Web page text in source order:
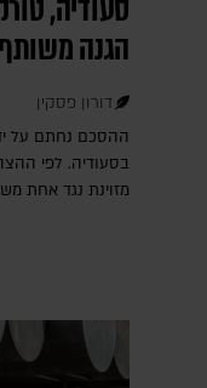
סעודיה,
הגנה משותף
דורון פסקין
ההסכם נחתם על
בסעודיה. לפי
מזוינת נגד אחת